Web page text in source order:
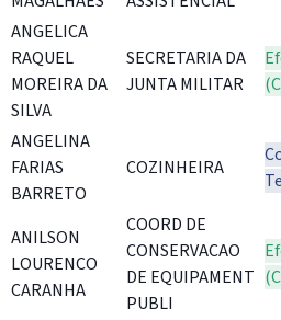
ANGELICA
RAQUEL
MOREIRA DA
SILVA
SECRETARIA DA
JUNTA MILITAR
ANGELINA
FARIAS
BARRETO
COZINHEIRA
ANILSON
LOURENCO
CARANHA
COORD DE
CONSERVACAO
DE EQUIPAMENT
PUBLI